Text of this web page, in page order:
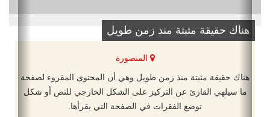
هناك حقيقة مثبتة منذ زمن طويل
المنصورة
هناك حقيقة مثبتة منذ زمن طويل وهي أن المحتوى المقروء لصفحة
ما سيلهي القارئ عن التركيز على الشكل الخارجي للنص أو شكل
توضع الفقرات في الصفحة التي يقرأها.